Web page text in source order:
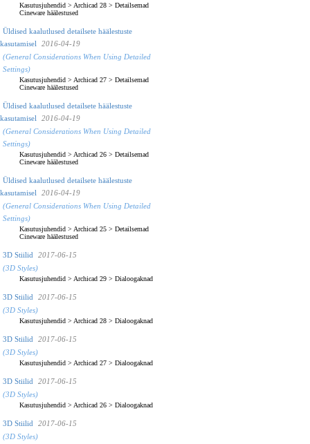
Kasutusjuhendid > Archicad 28 > Detailsemad
Cineware häälestused
Üldised kaalutlused detailsete häälestuste
kasutamisel
2016-04-19
(General Considerations When Using Detailed
Settings)
Kasutusjuhendid > Archicad 27 > Detailsemad
Cineware häälestused
Üldised kaalutlused detailsete häälestuste
kasutamisel
2016-04-19
(General Considerations When Using Detailed
Settings)
Kasutusjuhendid > Archicad 26 > Detailsemad
Cineware häälestused
Üldised kaalutlused detailsete häälestuste
kasutamisel
2016-04-19
(General Considerations When Using Detailed
Settings)
Kasutusjuhendid > Archicad 25 > Detailsemad
Cineware häälestused
3D Stiilid
2017-06-15
(3D Styles)
Kasutusjuhendid > Archicad 29 > Dialoogaknad
3D Stiilid
2017-06-15
(3D Styles)
Kasutusjuhendid > Archicad 28 > Dialoogaknad
3D Stiilid
2017-06-15
(3D Styles)
Kasutusjuhendid > Archicad 27 > Dialoogaknad
3D Stiilid
2017-06-15
(3D Styles)
Kasutusjuhendid > Archicad 26 > Dialoogaknad
3D Stiilid
2017-06-15
(3D Styles)